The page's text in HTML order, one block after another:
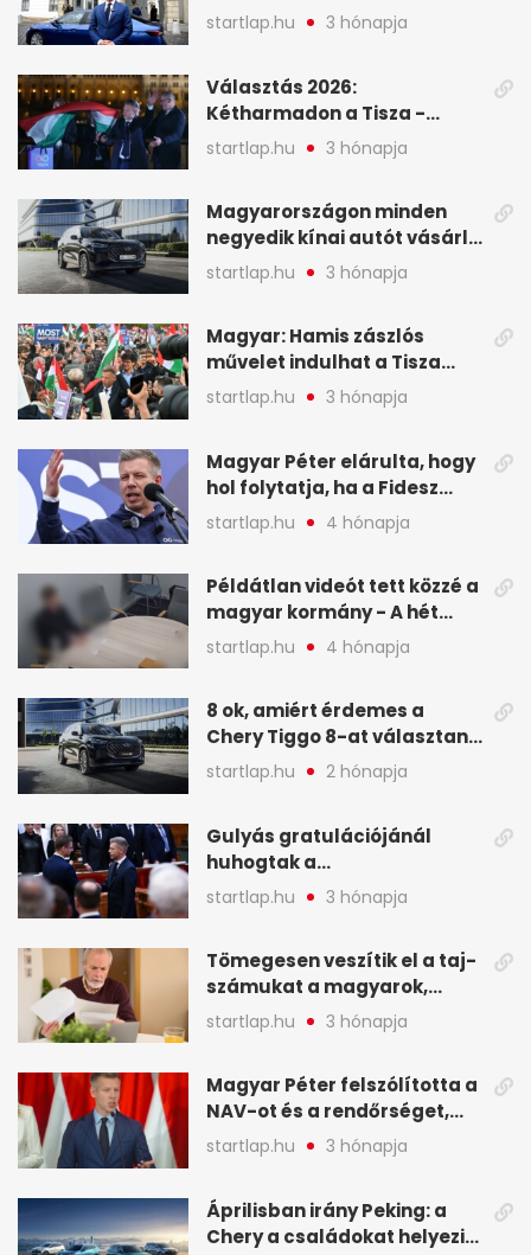
Viktor április 13. óta hallgat,
közben pörögnek az
startlap.hu 3 hónapja
Választás 2026:
Kétharmadon a Tisza -
mutatjuk, hogyan alakulnak
a mandátumok
startlap.hu 3 hónapja
Magyarországon minden
negyedik kínai autót vásárló
a Chery mellett döntött (X)
startlap.hu 3 hónapja
Magyar: Hamis zászlós
művelet indulhat a Tisza
ellen a választás napján - A
hét legfontosabb eseményei
startlap.hu 3 hónapja
Magyar Péter elárulta, hogy
hol folytatja, ha a Fidesz
nyeri a választást - A hét
legfontosabb hírei
startlap.hu 4 hónapja
Példátlan videót tett közzé a
magyar kormány - A hét
legfontosabb hírei
képekben
startlap.hu 4 hónapja
8 ok, amiért érdemes a
Chery Tiggo 8-at választani!
(X)
startlap.hu 2 hónapja
Gulyás gratulációjánál
huhogtak a
leghangosabban, miután
Magyart miniszterelnökké
legfontosabb hírei
képekben
startlap.hu 3 hónapja
Tömegesen veszítik el a taj-
számukat a magyarok,
sokak ellen eljárást indít a
NAV - A hét hírei képekben
startlap.hu 3 hónapja
Magyar Péter felszólította a
NAV-ot és a rendőrséget,
tartóztassák le a NER-es
oligarchákat - A hét
startlap.hu 3 hónapja
Áprilisban irány Peking: a
Chery a családokat helyezi